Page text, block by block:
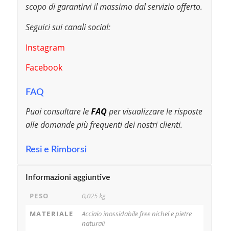
scopo di garantirvi il massimo dal servizio offerto.
Seguici sui canali social:
Instagram
Facebook
FAQ
Puoi consultare leFAQper visualizzare le risposte
alle domande più frequenti dei nostri clienti.
Resi e Rimborsi
Informazioni aggiuntive
PESO
0,025 kg
MATERIALE
Acciaio inossidabile free nichel e pietre
naturali